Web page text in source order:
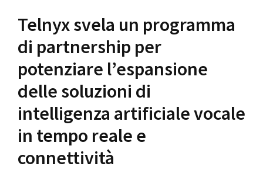
Telnyx svela un programma
di partnership per
potenziare l’espansione
delle soluzioni di
intelligenza artificiale vocale
in tempo reale e
connettività